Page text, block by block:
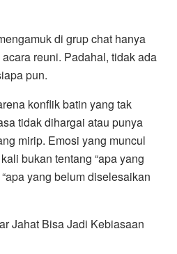
di grup chat hanya
reuni. Padahal, tidak ada
pun.
konflik batin yang tak
tidak dihargai atau punya
mirip. Emosi yang muncul
bukan tentang “apa yang
yang belum diselesaikan
Jahat Bisa Jadi Kebiasaan